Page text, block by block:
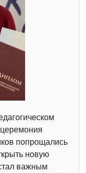
попрощались
новую
важным